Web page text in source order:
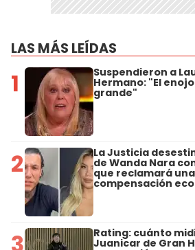
LAS MÁS LEÍDAS
1 Suspendieron a
Hermano: "El
grande"
2 La Justicia
de Wanda Nara
que reclamará
compensación
Rating: cuánto
Juanicar de Gran